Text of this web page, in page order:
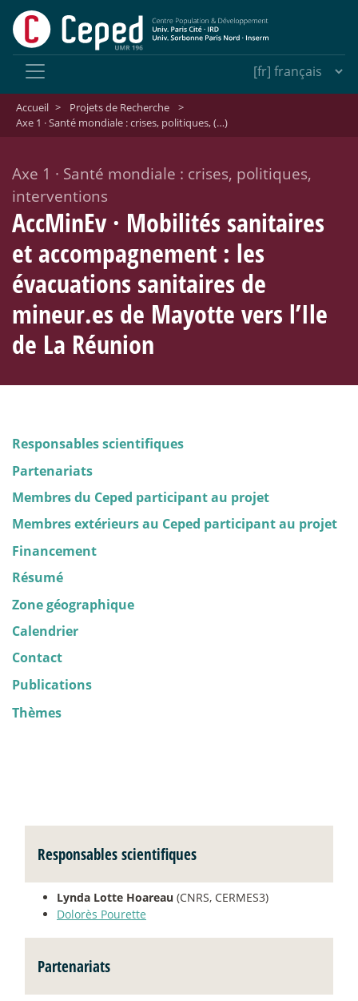
Accueil > Projets de Recherche
>
Axe 1 · Santé mondiale : crises, politiques, (…)
Axe 1 · Santé mondiale : crises, politiques,
interventions
AccMinEv· Mobilités sanitaires
et accompagnement : les
évacuations sanitaires de
mineur.es de Mayotte vers l’Ile
de La Réunion
Responsables scientifiques
Partenariats
Membres du Ceped participant au projet
Membres extérieurs au Ceped participant au projet
Financement
Résumé
Zone géographique
Calendrier
Contact
Publications
Thèmes
Responsables scientifiques
Lynda Lotte Hoareau (CNRS, CERMES3)
Dolorès Pourette
Partenariats